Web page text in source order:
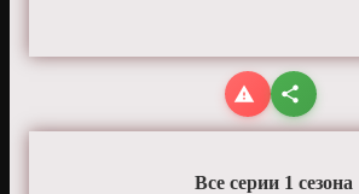
Все серии 1 сезона